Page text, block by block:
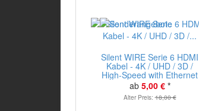
Silent WIRE Serie 6 HDMI
Kabel - 4K / UHD / 3D /
High-Speed with Ethernet
ab 5,00 € *
Alter Preis:18,00 €